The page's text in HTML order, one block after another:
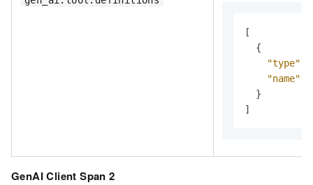
[
{
"type"
"name"
}
]
GenAI Client Span 2